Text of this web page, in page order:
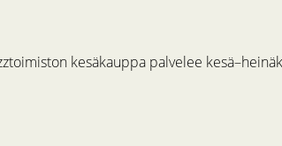
kesäkauppa palvelee